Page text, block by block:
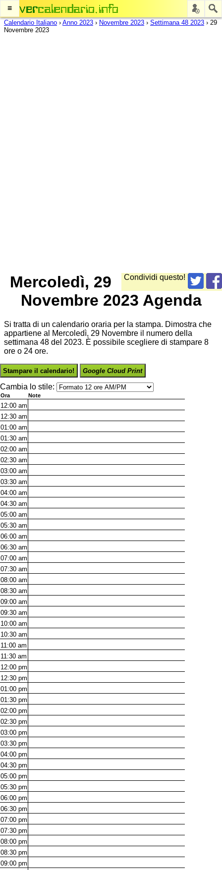
≡
Calendario Italiano › Anno 2023 › Novembre 2023 › Settimana 48 2023 › 29
Novembre 2023
Condividi questo!
Mercoledì, 29
Novembre 2023 Agenda
Si tratta di un calendario oraria per la stampa. Dimostra che
appartiene al Mercoledì, 29 Novembre il numero della
settimana 48 del 2023. È possibile scegliere di stampare 8
ore o 24 ore.
Stampare il calendario! Google Cloud Print
Cambia lo stile:
Ora Note
12:00 am
12:30 am
01:00 am
01:30 am
02:00 am
02:30 am
03:00 am
03:30 am
04:00 am
04:30 am
05:00 am
05:30 am
06:00 am
06:30 am
07:00 am
07:30 am
08:00 am
08:30 am
09:00 am
09:30 am
10:00 am
10:30 am
11:00 am
11:30 am
12:00 pm
12:30 pm
01:00 pm
01:30 pm
02:00 pm
02:30 pm
03:00 pm
03:30 pm
04:00 pm
04:30 pm
05:00 pm
05:30 pm
06:00 pm
06:30 pm
07:00 pm
07:30 pm
08:00 pm
08:30 pm
09:00 pm